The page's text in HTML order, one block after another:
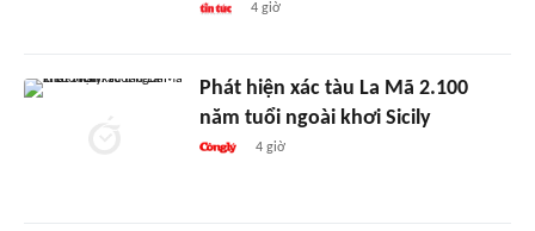
4 giờ
Phát hiện xác tàu La Mã 2.100
năm tuổi ngoài khơi Sicily
4 giờ